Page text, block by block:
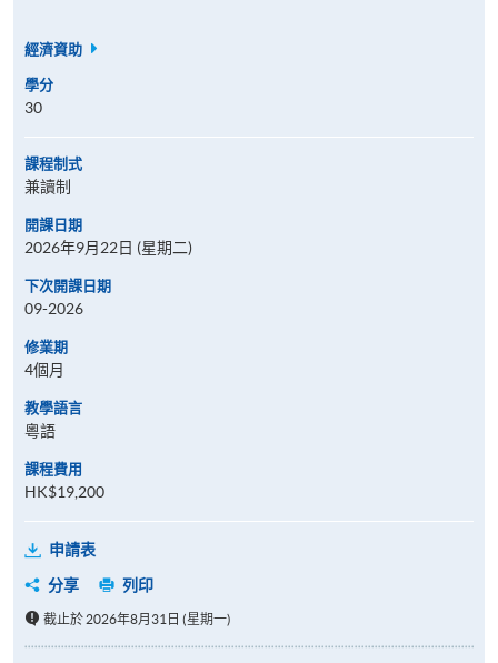
經濟資助
學分
30
課程制式
兼讀制
開課日期
2026年9月22日 (星期二)
下次開課日期
09-2026
修業期
4個月
教學語言
粵語
課程費用
HK$19,200
申請表
分享
列印
截止於 2026年8月31日 (星期一)